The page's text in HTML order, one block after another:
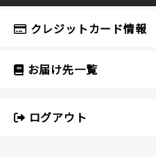
クレジットカード情報
お届け先一覧
ログアウト